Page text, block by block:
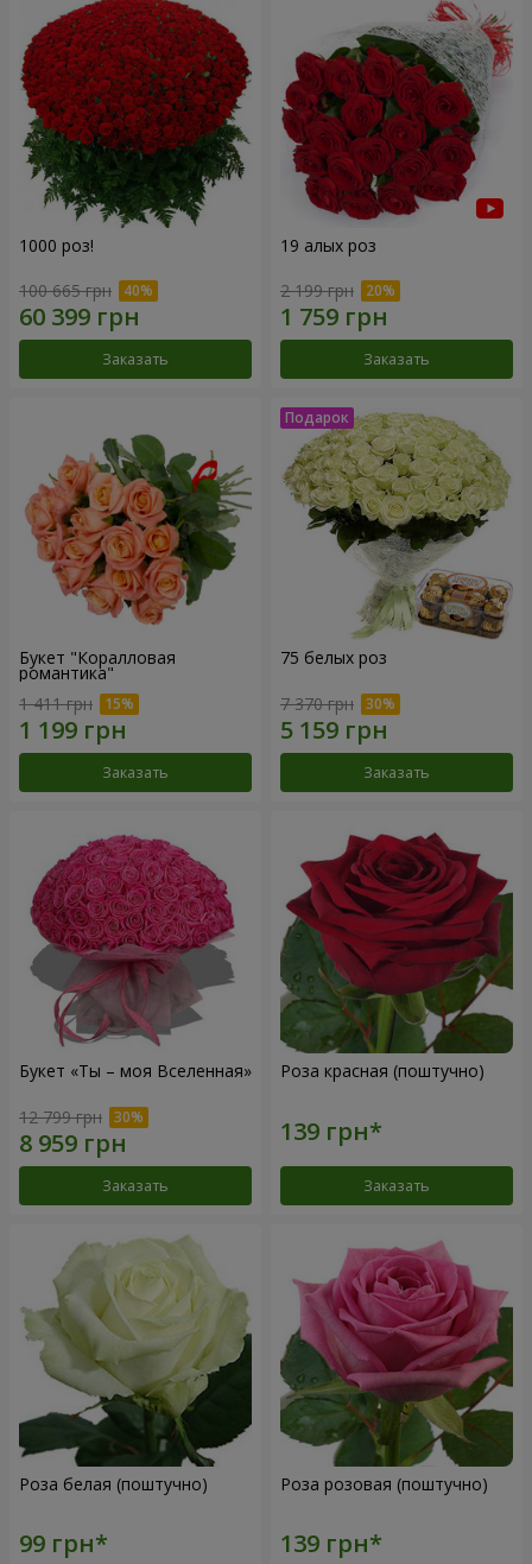
1000 роз!
100 665 грн
Заказать
19 алых роз
2 199 грн
Заказать
Букет "Коралловая
романтика"
1 411 грн
Заказать
75 белых роз
7 370 грн
Заказать
Букет «Ты – моя Вселенная»
12 799 грн
Заказать
Роза красная (поштучно)
Заказать
Роза белая (поштучно) Роза розовая (поштучно)